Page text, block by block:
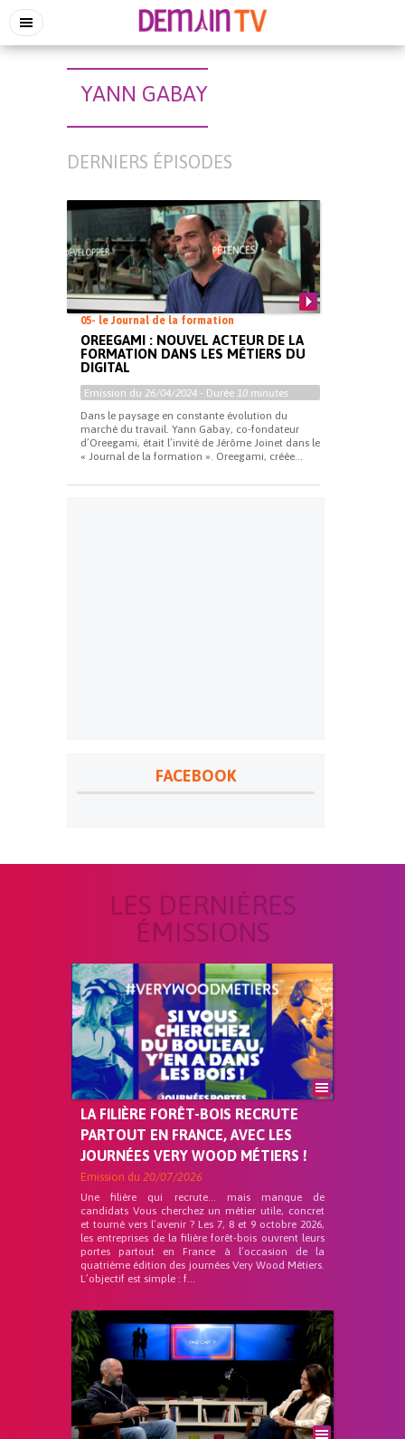
YANN GABAY
DERNIERS ÉPISODES
05- le Journal de la formation
OREEGAMI : NOUVEL ACTEUR DE LA
FORMATION DANS LES MÉTIERS DU
DIGITAL
Emission du 26/04/2024 - Durée 10 minutes
Dans le paysage en constante évolution du
marché du travail. Yann Gabay, co-fondateur
d’Oreegami, était l’invité de Jérôme Joinet dans le
« Journal de la formation ». Oreegami, créée...
FACEBOOK
LES DERNIÈRES
ÉMISSIONS
LA FILIÈRE FORÊT-BOIS RECRUTE
PARTOUT EN FRANCE, AVEC LES
JOURNÉES VERY WOOD MÉTIERS !
Emission du 20/07/2026
Une filière qui recrute… mais manque de
candidats Vous cherchez un métier utile, concret
et tourné vers l’avenir ? Les 7, 8 et 9 octobre 2026,
les entreprises de la filière forêt-bois ouvrent leurs
portes partout en France à l’occasion de la
quatrième édition des journées Very Wood Métiers.
L’objectif est simple : f...